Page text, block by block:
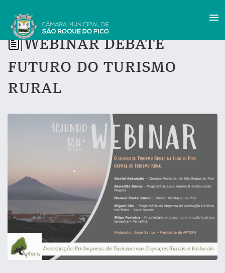
Webinar debate
futuro do turismo
rural